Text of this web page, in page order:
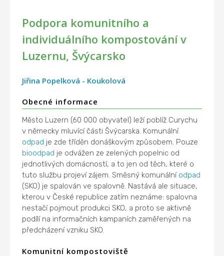
Podpora komunitního a
individuálního kompostování v
Luzernu, Švýcarsko
Jiřina Popelková - Koukolová
Obecné informace
Město Luzern (60 000 obyvatel) leží poblíž Curychu
v německy mluvící části Švýcarska. Komunální
odpad je zde tříděn donáškovým způsobem. Pouze
bioodpad je odvážen ze zelených popelnic od
jednotlivých domácností, a to jen od těch, které o
tuto službu projeví zájem. Směsný komunální odpad
(SKO) je spalován ve spalovně. Nastává ale situace,
kterou v České republice zatím neznáme: spalovna
nestačí pojmout produkci SKO, a proto se aktivně
podílí na informačních kampaních zaměřených na
předcházení vzniku SKO.
Komunitní kompostoviště